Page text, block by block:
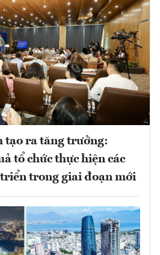
tạo ra tăng trưởng:
tổ chức thực hiện các
trong giai đoạn mới